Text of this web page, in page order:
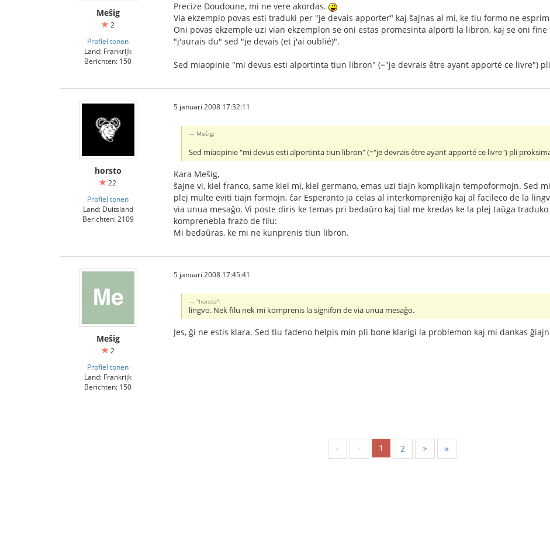
Meŝig
2
Profiel tonen
Land: Frankrijk
Berichten: 150
Precize Doudoune, mi ne vere akordas.
Via ekzemplo povas esti traduki per "je devais apporter" kaj ŝajnas al mi, ke tiu formo ne
Oni povas ekzemple uzi vian ekzemplon se oni estas promesinta alporti la libron, kaj se oni
"j'aurais du" sed "je devais (et j'ai oublié)".
Sed miaopinie "mi devus esti alportinta tiun libron" (="je devrais être ayant apporté ce livre")
horsto
22
Profiel tonen
Land: Duitsland
Berichten: 2109
5 januari 2008 17:32:11
Meŝig:
Sed miaopinie "mi devus esti alportinta tiun libron" (="je devrais être ayant apporté ce livre") pli
Kara Meŝig,
ŝajne vi, kiel franco, same kiel mi, kiel germano, emas uzi tiajn komplikajn tempoformojn. Sed
plej multe eviti tiajn formojn, ĉar Esperanto ja celas al interkompreniĝo kaj al facileco de la
via unua mesaĝo. Vi poste diris ke temas pri bedaŭro kaj tial me kredas ke la plej taŭga
komprenebla frazo de filu:
Mi bedaŭras, ke mi ne kunprenis tiun libron.
Meŝig
2
Profiel tonen
Land: Frankrijk
Berichten: 150
5 januari 2008 17:45:41
"horsto":
lingvo. Nek filu nek mi komprenis la signifon de via unua mesaĝo.
Jes, ĝi ne estis klara. Sed tiu fadeno helpis min pli bone klarigi la problemon kaj mi dankas
« < 1 2 > »